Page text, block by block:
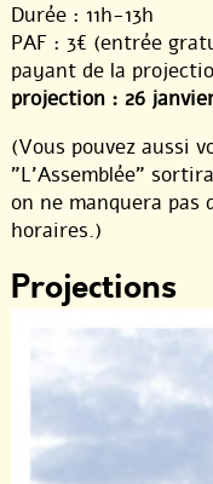
Durée : 11h-13h
PAF : 3€ (entrée
payant de la
projection : 26
(Vous pouvez aussi
"L’Assemblée"
on ne manquera pas
horaires.)
Projections